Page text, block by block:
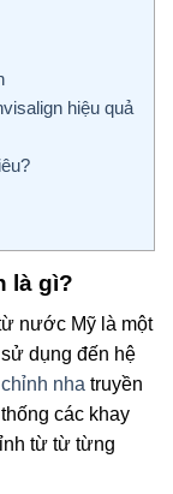
hiệu quả
là gì?
nước Mỹ là một
dụng đến hệ
nha truyền
các khay
từ từ từng